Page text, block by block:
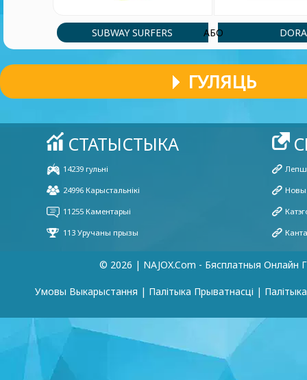
SUBWAY SURFERS АБО DORA
ГУЛЯЦЬ
© 2026 | NAJOX.com - Бясплатныя Онлайн
Умовы Выкарыстання | Палітыка Прыватнасці |